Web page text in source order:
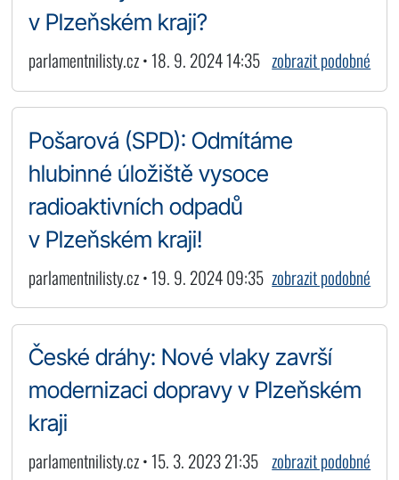
v Plzeňském kraji?
parlamentnilisty.cz • 18. 9. 2024 14:35 zobrazit podobné
Pošarová (SPD): Odmítáme
hlubinné úložiště vysoce
radioaktivních odpadů
v Plzeňském kraji!
parlamentnilisty.cz • 19. 9. 2024 09:35 zobrazit podobné
České dráhy: Nové vlaky završí
modernizaci dopravy v Plzeňském
kraji
parlamentnilisty.cz • 15. 3. 2023 21:35 zobrazit podobné